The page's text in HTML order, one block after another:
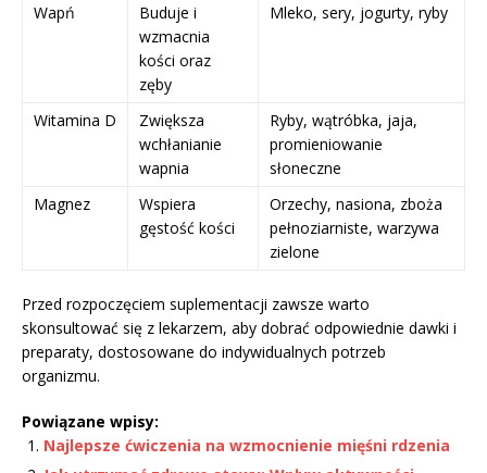
Wapń
Buduje i
wzmacnia
kości oraz
zęby
Mleko, sery, jogurty, ryby
Witamina D
Zwiększa
wchłanianie
wapnia
Ryby, wątróbka, jaja,
promieniowanie
słoneczne
Magnez
Wspiera
gęstość kości
Orzechy, nasiona, zboża
pełnoziarniste, warzywa
zielone
Przed rozpoczęciem suplementacji zawsze warto
skonsultować się z lekarzem, aby dobrać odpowiednie dawki i
preparaty, dostosowane do indywidualnych potrzeb
organizmu.
Powiązane wpisy:
Najlepsze ćwiczenia na wzmocnienie mięśni rdzenia